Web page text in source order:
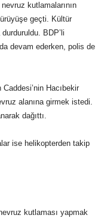
kutlamalarının
geçti. Kültür
BDP’li
devam ederken, polis de
Hacıbekir
alanına girmek istedi.
dağıttı.
ise helikopterden takip
kutlaması yapmak